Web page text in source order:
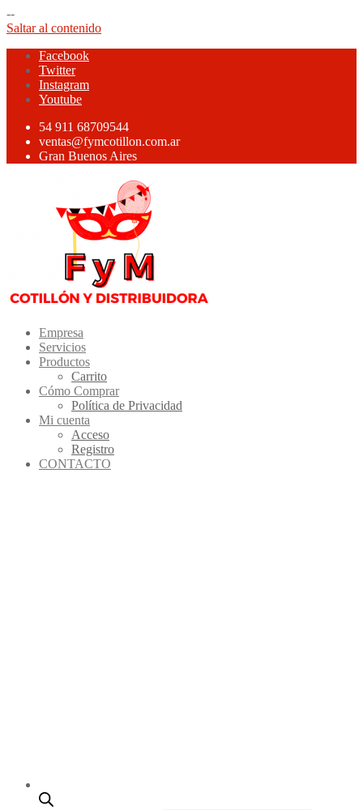
--
Saltar al contenido
Facebook
Twitter
Instagram
Youtube
54 911 68709544
ventas@fymcotillon.com.ar
Gran Buenos Aires
Empresa
Servicios
Productos
Carrito
Cómo Comprar
Política de Privacidad
Mi cuenta
Acceso
Registro
CONTACTO